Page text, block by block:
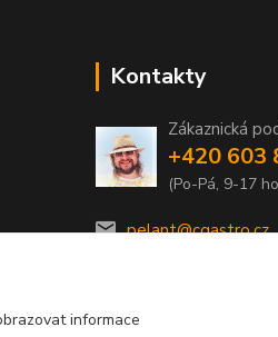
Kontakty
Zákaznická
+420 603
(Po-Pá, 9-17
pelant@cgastro.cz
informace